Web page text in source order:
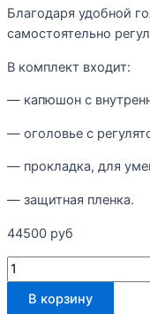
Благодаря удобной
самостоятельно
В комплект входит:
— капюшон с
— оголовье с
— прокладка, для
— защитная пленка.
44500 руб
В корзину